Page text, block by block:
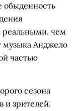
обыденность
реальными, чем
музыка Анджело
частью
сезона
и зрителей.